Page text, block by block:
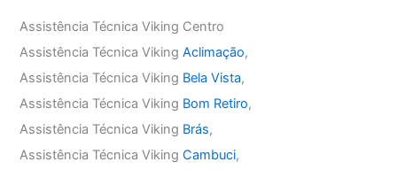
Assistência Técnica Viking Centro
Assistência Técnica VikingAclimação,
Assistência Técnica Viking Bela Vista,
Assistência Técnica Viking Bom Retiro,
Assistência Técnica Viking Brás,
Assistência Técnica VikingCambuci,